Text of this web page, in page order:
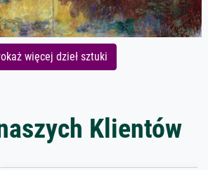
więcej dzieł sztuki
Klientów